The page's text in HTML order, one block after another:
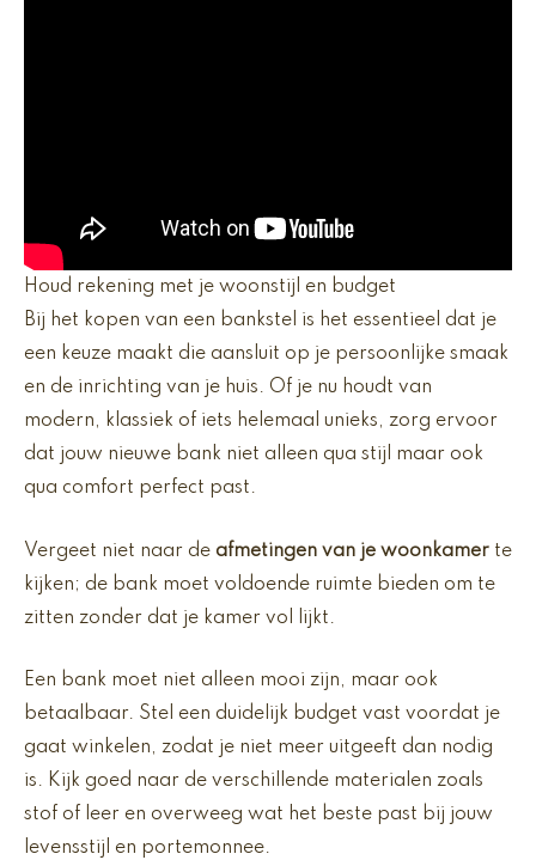
Houd rekening met je woonstijl en budget
Bij het kopen van een bankstel is het essentieel dat je
een keuze maakt die aansluit op je persoonlijke smaak
en de inrichting van je huis. Of je nu houdt van
modern, klassiek of iets helemaal unieks, zorg ervoor
dat jouw nieuwe bank niet alleen qua stijl maar ook
qua comfort perfect past.
Vergeet niet naar de afmetingen van je woonkamer te
kijken; de bank moet voldoende ruimte bieden om te
zitten zonder dat je kamer vol lijkt.
Een bank moet niet alleen mooi zijn, maar ook
betaalbaar. Stel een duidelijk budget vast voordat je
gaat winkelen, zodat je niet meer uitgeeft dan nodig
is. Kijk goed naar de verschillende materialen zoals
stof of leer en overweeg wat het beste past bij jouw
levensstijl en portemonnee.